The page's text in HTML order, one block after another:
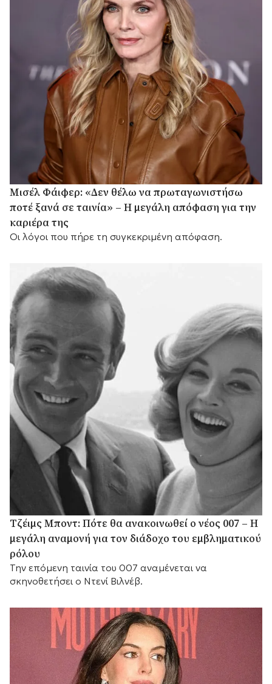
Μισέλ Φάιφερ: «Δεν θέλω να πρωταγωνιστήσω
ποτέ ξανά σε ταινία» – Η μεγάλη απόφαση για την
καριέρα της
Οι λόγοι που πήρε τη συγκεκριμένη απόφαση.
Τζέιμς Μποντ: Πότε θα ανακοινωθεί ο νέος 007 – Η
μεγάλη αναμονή για τον διάδοχο του εμβληματικού
ρόλου
Την επόμενη ταινία του 007 αναμένεται να
σκηνοθετήσει ο Ντενί Βιλνέβ.